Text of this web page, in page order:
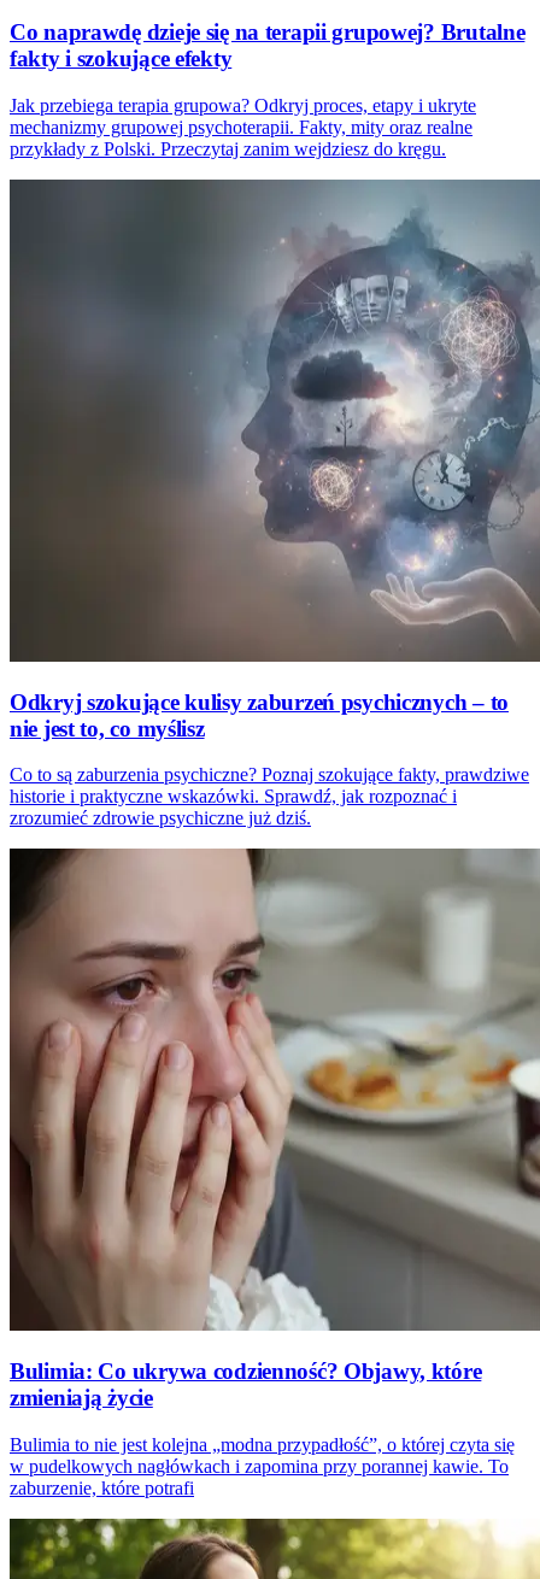
Co naprawdę dzieje się na terapii grupowej? Brutalne
fakty i szokujące efekty
Jak przebiega terapia grupowa? Odkryj proces, etapy i ukryte
mechanizmy grupowej psychoterapii. Fakty, mity oraz realne
przykłady z Polski. Przeczytaj zanim wejdziesz do kręgu.
Odkryj szokujące kulisy zaburzeń psychicznych – to
nie jest to, co myślisz
Co to są zaburzenia psychiczne? Poznaj szokujące fakty, prawdziwe
historie i praktyczne wskazówki. Sprawdź, jak rozpoznać i
zrozumieć zdrowie psychiczne już dziś.
Bulimia: Co ukrywa codzienność? Objawy, które
zmieniają życie
Bulimia to nie jest kolejna „modna przypadłość”, o której czyta się
w pudelkowych nagłówkach i zapomina przy porannej kawie. To
zaburzenie, które potrafi